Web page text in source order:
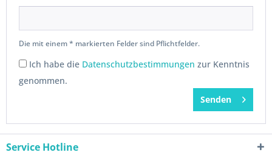
Die mit einem * markierten Felder sind Pflichtfelder.
Ich habe die Datenschutzbestimmungen zur Kenntnis
genommen.
Senden
Service Hotline